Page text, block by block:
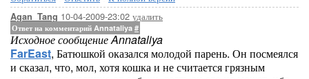
Agan_Tang 10-04-2009-23:02 удалить
Ответ на комментарий Annataliya #
Исходное сообщение Annataliya
FarEast, Батюшкой оказался молодой парень. Он посмеялся
и сказал, что, мол, хотя кошка и не считается грязным